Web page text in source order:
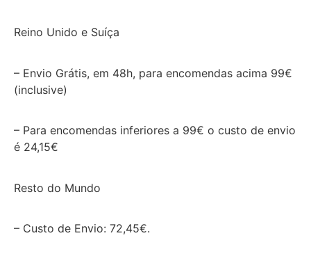
Reino Unido e Suíça
– Envio Grátis, em 48h, para encomendas acima 99€
(inclusive)
– Para encomendas inferiores a 99€ o custo de envio
é 24,15€
Resto do Mundo
– Custo de Envio: 72,45€.